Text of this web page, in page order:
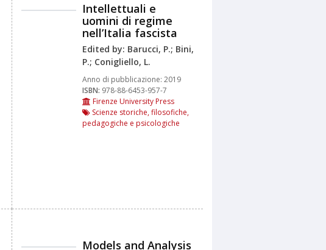
Intellettuali e
uomini di regime
nell’Italia fascista
Edited by: Barucci, P.; Bini,
P.; Conigliello, L.
Anno di pubblicazione: 2019
ISBN: 978-88-6453-957-7
Firenze University Press
Scienze storiche, filosofiche,
pedagogiche e psicologiche
Models and Analysis